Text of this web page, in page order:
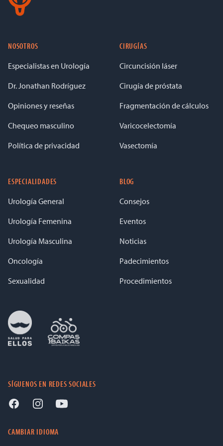
NOSOTROS
Especialistas en Urología
Dr. Jonathan Rodríguez
Opiniones y reseñas
Chequeo masculino
Política de privacidad
ESPECIALIDADES
Urología General
Urología Femenina
Urología Masculina
Oncología
Sexualidad
CIRUGÍAS
Circuncisión láser
Cirugía de próstata
Fragmentación de cálculos
Varicocelectomía
Vasectomía
BLOG
Consejos
Eventos
Noticias
Padecimientos
Procedimientos
SÍGUENOS EN REDES SOCIALES
CAMBIAR IDIOMA